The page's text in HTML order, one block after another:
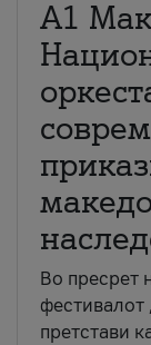
А1
Во пресрет
фестивалот
претстави